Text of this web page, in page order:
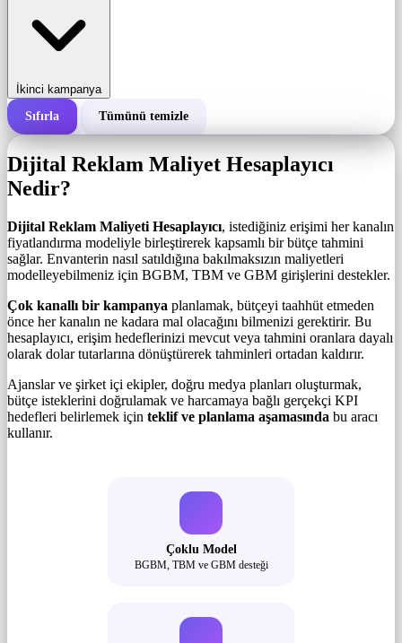
İkinci kampanya
Bir kampanyanın toplam maliyeti
1.000 gösterim başına maliyet (BGBM)
Gösterim sayısı
Sıfırla Tümünü temizle
Dijital Reklam Maliyet Hesaplayıcı
Nedir?
Dijital Reklam Maliyeti Hesaplayıcı, istediğiniz erişimi her kanalın
fiyatlandırma modeliyle birleştirerek kapsamlı bir bütçe tahmini
sağlar. Envanterin nasıl satıldığına bakılmaksızın maliyetleri
modelleyebilmeniz için BGBM, TBM ve GBM girişlerini destekler.
Çok kanallı bir kampanya planlamak, bütçeyi taahhüt etmeden
önce her kanalın ne kadara mal olacağını bilmenizi gerektirir. Bu
hesaplayıcı, erişim hedeflerinizi mevcut veya tahmini oranlara dayalı
olarak dolar tutarlarına dönüştürerek tahminleri ortadan kaldırır.
Ajanslar ve şirket içi ekipler, doğru medya planları oluşturmak,
bütçe isteklerini doğrulamak ve harcamaya bağlı gerçekçi KPI
hedefleri belirlemek için teklif ve planlama aşamasında bu aracı
kullanır.
Çoklu Model
BGBM, TBM ve GBM desteği